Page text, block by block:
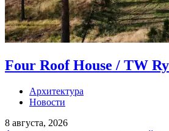
Four Roof House / TW
Архитектура
Новости
8 августа, 2026